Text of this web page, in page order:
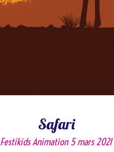
Safari
Festikids Animation 5 mars 2021